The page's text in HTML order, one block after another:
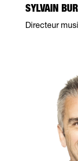
SYLVAIN
Directeur